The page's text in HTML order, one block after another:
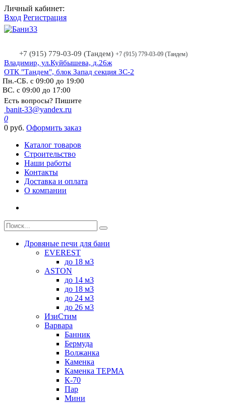
Личный кабинет:
Вход Регистрация
+7 (915) 779-03-09 (Тандем) +7 (915) 779-03-09 (Тандем)
Владимир, ул.Куйбышева, д.26ж
ОТК "Тандем", блок Запад секция ЗС-2
Пн.-СБ. с 09:00 до 19:00
ВС. с 09:00 до 17:00
Есть вопросы? Пишите
banit-33@yandex.ru
0
0 руб. Оформить заказ
Каталог товаров
Строительство
Наши работы
Контакты
Доставка и оплата
О компании
Дровяные печи для бани
EVEREST
до 18 м3
ASTON
до 14 м3
до 18 м3
до 24 м3
до 26 м3
ИзиСтим
Варвара
Банник
Бермуда
Волжанка
Каменка
Каменка ТЕРМА
К-70
Пар
Мини